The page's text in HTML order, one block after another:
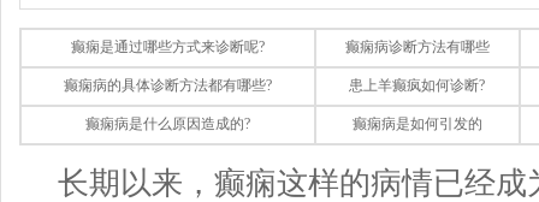
癫痫是通过哪些方式来诊断呢? 癫痫病诊断方法有哪些
癫痫病的具体诊断方法都有哪些? 患上羊癫疯如何诊断?
癫痫病是什么原因造成的? 癫痫病是如何引发的
长期以来，癫痫这样的病情已经